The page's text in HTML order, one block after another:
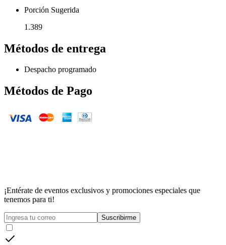
Porción Sugerida
1.389
Métodos de entrega
Despacho programado
Métodos de Pago
¡Entérate de eventos exclusivos y promociones especiales que
tenemos para ti!
Suscribirme